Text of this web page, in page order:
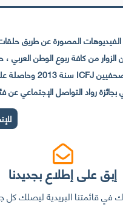
المصورة عن طريق
التواصل الإجتماعي عن فئة التكنولوجيا سنة 2015 وهو الموقع
إبق على إطلاع بجديدنا
في قائمتنا البريدية ليصلك كل